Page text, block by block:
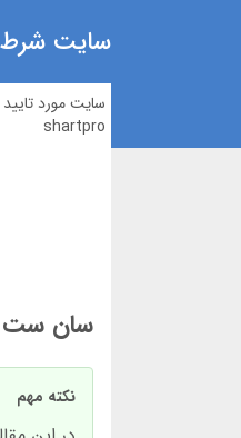
سایت شرط
سایت مورد تایید
shartpro
سان ست 90: راهنمای کامل برای شروع شرط بندی با اعتماد
نکته مهم